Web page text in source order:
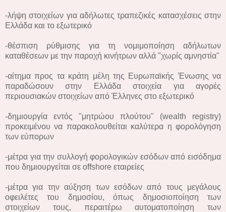
-λήψη στοιχείων για αδήλωτες τραπεζικές κατασχέσεις στην
Ελλάδα και το εξωτερικό
-θέσπιση ρύθμισης για τη νομιμοποίηση αδήλωτων
καταθέσεων με την παροχή κινήτρων αλλά "χωρίς αμνηστία"
-αίτημα προς τα κράτη μέλη της Ευρωπαϊκής Ένωσης να
παραδώσουν στην Ελλάδα στοιχεία για αγορές
περιουσιακών στοιχείων από Έλληνες στο εξωτερικό
-δημιουργία εντός "μητρώου πλούτου" (wealth registry)
προκειμένου να παρακολουθείται καλύτερα η φορολόγηση
των εύπορων
-μέτρα για την συλλογή φορολογικών εσόδων από εισόδημα
που δημιουργείται σε offshore εταιρείες
-μέτρα για την αύξηση των εσόδων από τους μεγάλους
οφειλέτες του δημοσίου, όπως δημοσιοποίηση των
στοιχείων τους, περαιτέρω αυτοματοποίηση των